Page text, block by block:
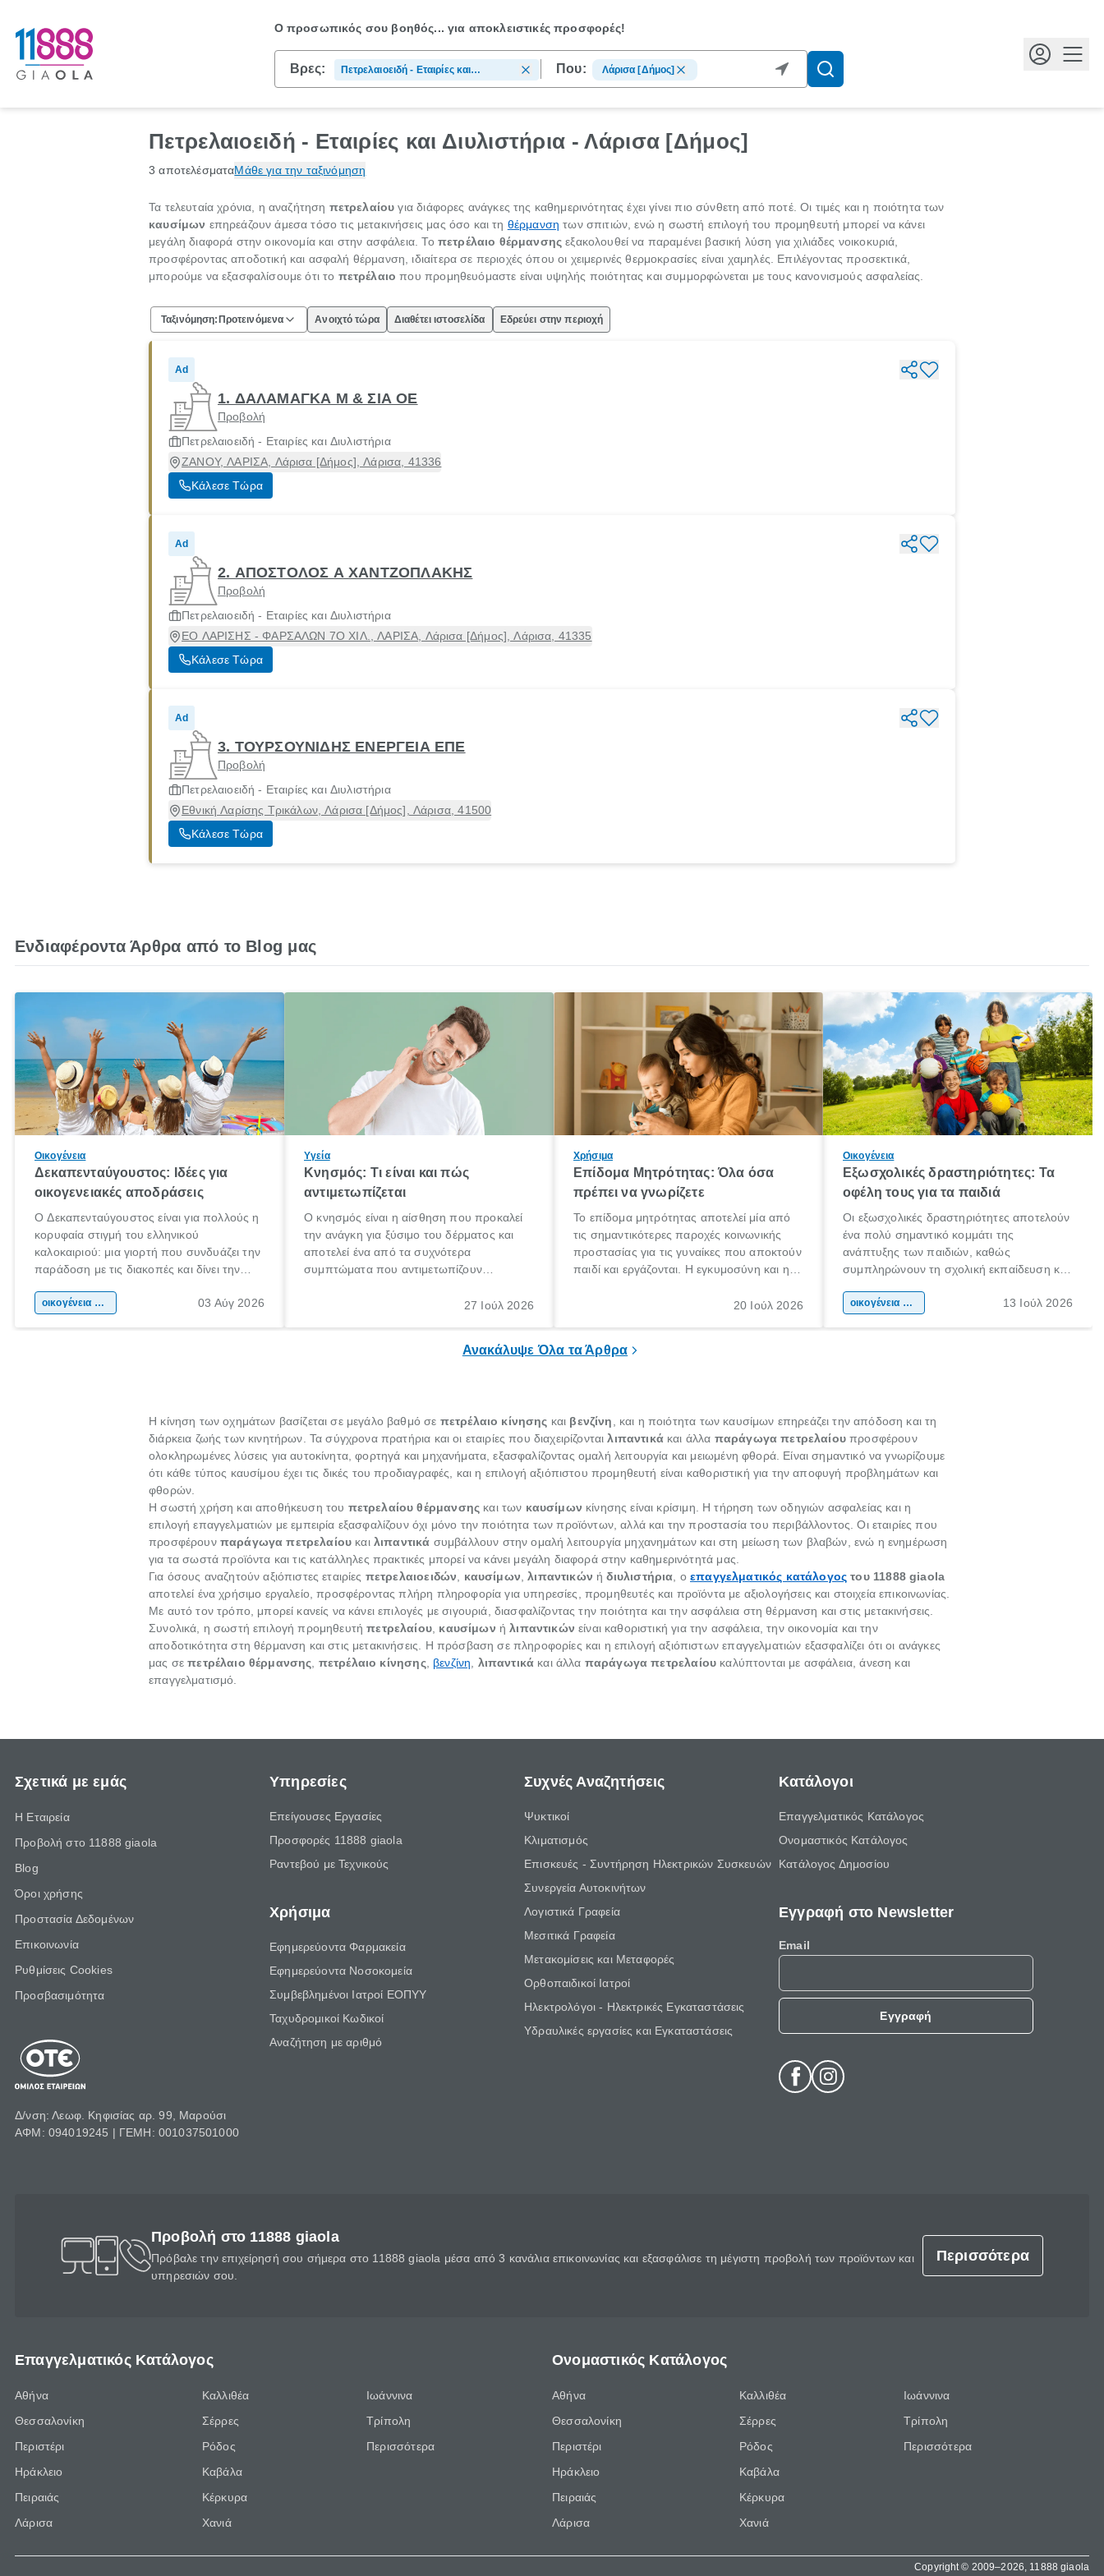
Ο προσωπικός σου βοηθός...για αποκλειστικές προσφορές!
Βρες:
Πετρελαιοειδή - Εταιρίες και
Διυλιστήρια
Που: Λάρισα [Δήμος]
Πετρελαιοειδή - Εταιρίες και Διυλιστήρια - Λάρισα [Δήμος]
3 αποτελέσματαΜάθε για την ταξινόμηση
Τα τελευταία χρόνια, η αναζήτηση πετρελαίου για διάφορες ανάγκες της καθημερινότητας έχει γίνει πιο σύνθετη από ποτέ. Οι τιμές και η ποιότητα των
καυσίμων επηρεάζουν άμεσα τόσο τις μετακινήσεις μας όσο και τη θέρμανση των σπιτιών, ενώ η σωστή επιλογή του προμηθευτή μπορεί να κάνει
μεγάλη διαφορά στην οικονομία και στην ασφάλεια. Το πετρέλαιο θέρμανσης εξακολουθεί να παραμένει βασική λύση για χιλιάδες νοικοκυριά,
προσφέροντας αποδοτική και ασφαλή θέρμανση, ιδιαίτερα σε περιοχές όπου οι χειμερινές θερμοκρασίες είναι χαμηλές. Επιλέγοντας προσεκτικά,
μπορούμε να εξασφαλίσουμε ότι το πετρέλαιο που προμηθευόμαστε είναι υψηλής ποιότητας και συμμορφώνεται με τους κανονισμούς ασφαλείας.
Ταξινόμηση: Προτεινόμενα Ανοιχτό τώρα Διαθέτει ιστοσελίδα Εδρεύει στην περιοχή
Ad
1. ΔΑΛΑΜΑΓΚΑ Μ & ΣΙΑ ΟΕ
Προβολή
Πετρελαιοειδή - Εταιρίες και Διυλιστήρια
ΖΑΝΟΥ, ΛΑΡΙΣΑ, Λάρισα [Δήμος], Λάρισα, 41336
Κάλεσε Τώρα
Ad
2. ΑΠΟΣΤΟΛΟΣ Α ΧΑΝΤΖΟΠΛΑΚΗΣ
Προβολή
Πετρελαιοειδή - Εταιρίες και Διυλιστήρια
ΕΟ ΛΑΡΙΣΗΣ - ΦΑΡΣΑΛΩΝ 7Ο ΧΙΛ., ΛΑΡΙΣΑ, Λάρισα [Δήμος], Λάρισα, 41335
Κάλεσε Τώρα
Ad
3. ΤΟΥΡΣΟΥΝΙΔΗΣ ΕΝΕΡΓΕΙΑ ΕΠΕ
Προβολή
Πετρελαιοειδή - Εταιρίες και Διυλιστήρια
Εθνική Λαρίσης Τρικάλων, Λάρισα [Δήμος], Λάρισα, 41500
Κάλεσε Τώρα
Ενδιαφέροντα Άρθρα από το Blog μας
Οικογένεια
Δεκαπενταύγουστος: Ιδέες για
οικογενειακές αποδράσεις
Ο Δεκαπενταύγουστος είναι για πολλούς η
κορυφαία στιγμή του ελληνικού
καλοκαιριού: μια γιορτή που συνδυάζει την
παράδοση με τις διακοπές και δίνει την
χώρας. Είτε πρόκειται για λίγες μέρες
οικογένεια & παιδί 03 Αύγ 2026
Υγεία
Κνησμός: Τι είναι και πώς
αντιμετωπίζεται
Ο κνησμός είναι η αίσθηση που προκαλεί
την ανάγκη για ξύσιμο του δέρματος και
αποτελεί ένα από τα συχνότερα
συμπτώματα που αντιμετωπίζουν
πληροφορίες για το «κνησμός τι είναι»,
27 Ιούλ 2026
Χρήσιμα
Επίδομα Μητρότητας: Όλα όσα
πρέπει να γνωρίζετε
Το επίδομα μητρότητας αποτελεί μία από
τις σημαντικότερες παροχές κοινωνικής
προστασίας για τις γυναίκες που αποκτούν
παιδί και εργάζονται. Η εγκυμοσύνη και η
σημαντική περίοδος στη ζωή κάθε20 Ιούλ 2026
Οικογένεια
Εξωσχολικές δραστηριότητες: Τα
οφέλη τους για τα παιδιά
Οι εξωσχολικές δραστηριότητες αποτελούν
ένα πολύ σημαντικό κομμάτι της
ανάπτυξης των παιδιών, καθώς
συμπληρώνουν τη σχολική εκπαίδευση και
της προσωπικότητας, της κοινωνικότητας
οικογένεια & παιδί 13 Ιούλ 2026
Ανακάλυψε Όλα τα Άρθρα
Η κίνηση των οχημάτων βασίζεται σε μεγάλο βαθμό σε πετρέλαιο κίνησης και βενζίνη
, και η ποιότητα των καυσίμων επηρεάζει την απόδοση και τη
διάρκεια ζωής των κινητήρων. Τα σύγχρονα πρατήρια και οι εταιρίες που διαχειρίζονταιλιπαντικάκαι άλλα παράγωγα πετρελαίουπροσφέρουν
ολοκληρωμένες λύσεις για αυτοκίνητα, φορτηγά και μηχανήματα, εξασφαλίζοντας ομαλή λειτουργία και μειωμένη φθορά. Είναι σημαντικό να γνωρίζουμε
ότι κάθε τύπος καυσίμου έχει τις δικές του προδιαγραφές, και η επιλογή αξιόπιστου προμηθευτή είναι καθοριστική για την αποφυγή προβλημάτων και
φθορών.
Η σωστή χρήση και αποθήκευση του πετρελαίου θέρμανσης και των καυσίμων κίνησης είναι κρίσιμη. Η τήρηση των οδηγιών ασφαλείας και η
επιλογή επαγγελματιών με εμπειρία εξασφαλίζουν όχι μόνο την ποιότητα των προϊόντων, αλλά και την προστασία του περιβάλλοντος. Οι εταιρίες που
προσφέρουν παράγωγα πετρελαίου και λιπαντικά συμβάλλουν στην ομαλή λειτουργία μηχανημάτων και στη μείωση των βλαβών, ενώ η ενημέρωση
για τα σωστά προϊόντα και τις κατάλληλες πρακτικές μπορεί να κάνει μεγάλη διαφορά στην καθημερινότητά μας.
Για όσους αναζητούν αξιόπιστες εταιρίες πετρελαιοειδών καυσίμων ,λιπαντικών ήδιυλιστήρια , οεπαγγελματικός κατάλογος του 11888 giaola
αποτελεί ένα χρήσιμο εργαλείο, προσφέροντας πλήρη πληροφορία για υπηρεσίες, προμηθευτές και προϊόντα με αξιολογήσεις και στοιχεία επικοινωνίας.
Με αυτό τον τρόπο, μπορεί κανείς να κάνει επιλογές με σιγουριά, διασφαλίζοντας την ποιότητα και την ασφάλεια στη θέρμανση και στις μετακινήσεις.
Συνολικά, η σωστή επιλογή προμηθευτήπετρελαίου καυσίμων ήλιπαντικών είναι καθοριστική για την ασφάλεια, την οικονομία και την
αποδοτικότητα στη θέρμανση και στις μετακινήσεις. Η πρόσβαση σε πληροφορίες και η επιλογή αξιόπιστων επαγγελματιών εξασφαλίζει ότι οι ανάγκες
μας σεπετρέλαιο θέρμανσης πετρέλαιο κίνησης, βενζίνη λιπαντικά και άλλα παράγωγα πετρελαίου καλύπτονται με ασφάλεια, άνεση και
επαγγελματισμό.
Σχετικά με εμάς
Η Εταιρεία
Προβολή στο 11888 giaola
Blog
Όροι χρήσης
Προστασία Δεδομένων
Επικοινωνία
Ρυθμίσεις Cookies
Προσβασιμότητα
Δ/νση: Λεωφ. Κηφισίας αρ. 99, Μαρούσι
ΑΦΜ: 094019245 | ΓΕΜΗ: 001037501000
Υπηρεσίες
Επείγουσες Εργασίες
Προσφορές 11888 giaola
Ραντεβού με Τεχνικούς
Χρήσιμα
Εφημερεύοντα Φαρμακεία
Εφημερεύοντα Νοσοκομεία
Συμβεβλημένοι Ιατροί ΕΟΠΥΥ
Ταχυδρομικοί Κωδικοί
Αναζήτηση με αριθμό
Συχνές Αναζητήσεις
Ψυκτικοί
Κλιματισμός
Επισκευές - Συντήρηση Ηλεκτρικών Συσκευών
Συνεργεία Αυτοκινήτων
Λογιστικά Γραφεία
Μεσιτικά Γραφεία
Μετακομίσεις και Μεταφορές
Ορθοπαιδικοί Ιατροί
Ηλεκτρολόγοι - Ηλεκτρικές Εγκαταστάσεις
Υδραυλικές εργασίες και Εγκαταστάσεις
Κατάλογοι
Επαγγελματικός Κατάλογος
Ονομαστικός Κατάλογος
Κατάλογος Δημοσίου
Εγγραφή στο Newsletter
Email
Εγγραφή
Προβολή στο 11888 giaola
Πρόβαλε την επιχείρησή σου σήμερα στο 11888 giaola μέσα από 3 κανάλια επικοινωνίας και εξασφάλισε τη μέγιστη προβολή των προϊόντων και
υπηρεσιών σου.
Περισσότερα
Επαγγελματικός Κατάλογος
Αθήνα
Θεσσαλονίκη
Περιστέρι
Ηράκλειο
Πειραιάς
Λάρισα
Καλλιθέα
Σέρρες
Ρόδος
Καβάλα
Κέρκυρα
Χανιά
Ιωάννινα
Τρίπολη
Περισσότερα
Ονομαστικός Κατάλογος
Αθήνα
Θεσσαλονίκη
Περιστέρι
Ηράκλειο
Πειραιάς
Λάρισα
Καλλιθέα
Σέρρες
Ρόδος
Καβάλα
Κέρκυρα
Χανιά
Ιωάννινα
Τρίπολη
Περισσότερα
Copyright © 2009–2026, 11888 giaola